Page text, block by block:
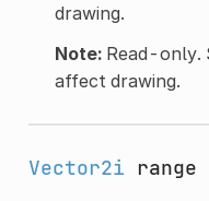
drawing.
Note:Read-only.
affect drawing.
Vector2i range